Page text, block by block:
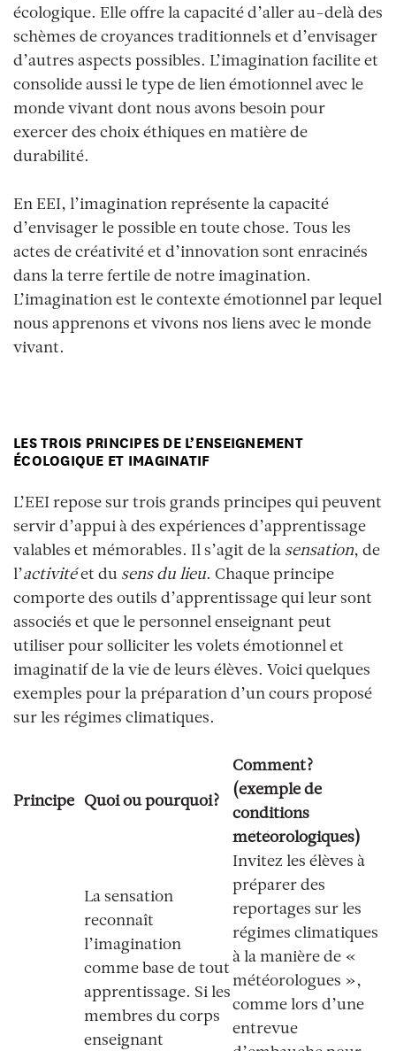
écologique. Elle offre la capacité d’aller au-delà des
schèmes de croyances traditionnels et d’envisager
d’autres aspects possibles. L’imagination facilite et
consolide aussi le type de lien émotionnel avec le
monde vivant dont nous avons besoin pour
exercer des choix éthiques en matière de
durabilité.
En EEI, l’imagination représente la capacité
d’envisager le possible en toute chose. Tous les
actes de créativité et d’innovation sont enracinés
dans la terre fertile de notre imagination.
L’imagination est le contexte émotionnel par lequel
nous apprenons et vivons nos liens avec le monde
vivant.
LES TROIS PRINCIPES DE L’ENSEIGNEMENT
ÉCOLOGIQUE ET IMAGINATIF
L’EEI repose sur trois grands principes qui peuvent
servir d’appui à des expériences d’apprentissage
valables et mémorables. Il s’agit de la sensation, de
l’activitéet du sens du lieu. Chaque principe
comporte des outils d’apprentissage qui leur sont
associés et que le personnel enseignant peut
utiliser pour solliciter les volets émotionnel et
imaginatif de la vie de leurs élèves. Voici quelques
exemples pour la préparation d’un cours proposé
sur les régimes climatiques.
Principe Quoi ou pourquoi?
Comment?
(exemple de
conditions
météorologiques)
La sensation
reconnaît
l’imagination
comme base de tout
apprentissage. Si les
membres du corps
enseignant
Invitez les élèves à
préparer des
reportages sur les
régimes climatiques
à la manière de «
météorologues »,
comme lors d’une
entrevue